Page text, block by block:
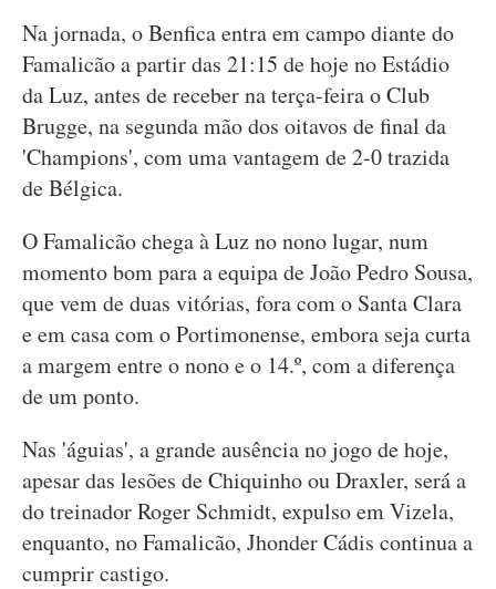
Na jornada, o Benfica entra em campo diante do
Famalicão a partir das 21:15 de hoje no Estádio
da Luz, antes de receber na terça-feira o Club
Brugge, na segunda mão dos oitavos de final da
'Champions', com uma vantagem de 2-0 trazida
de Bélgica.
O Famalicão chega à Luz no nono lugar, num
momento bom para a equipa de João Pedro Sousa,
que vem de duas vitórias, fora com o Santa Clara
e em casa com o Portimonense, embora seja curta
a margem entre o nono e o 14.º, com a diferença
de um ponto.
Nas 'águias', a grande ausência no jogo de hoje,
apesar das lesões de Chiquinho ou Draxler, será a
do treinador Roger Schmidt, expulso em Vizela,
enquanto, no Famalicão, Jhonder Cádis continua a
cumprir castigo.